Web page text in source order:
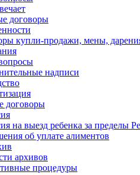
договоры
купли-продажи, мены,
надписи
договоры
на выезд ребенка за пределы
об уплате алиментов
архивов
процедуры